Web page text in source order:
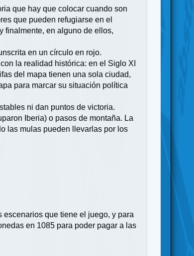
que hay que colocar cuando son
que pueden refugiarse en el
finalmente, en alguno de ellos,
en un círculo en rojo.
la realidad histórica: en el Siglo XI
del mapa tienen una sola ciudad,
para marcar su situación política
ni dan puntos de victoria.
Iberia) o pasos de montaña. La
las mulas pueden llevarlas por los
que tiene el juego, y para
en 1085 para poder pagar a las